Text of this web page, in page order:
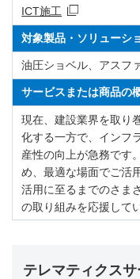
ICT施工
対象製品・ソリューシ
油圧ショベル、アスフ
サービスまたは商品の
現在、建設業界を取り
化する一方で、インフ
産性の向上が急務です
め、最適な場面でご活
活用に至るまでのさま
の取り組みを応援して
テレマティクス